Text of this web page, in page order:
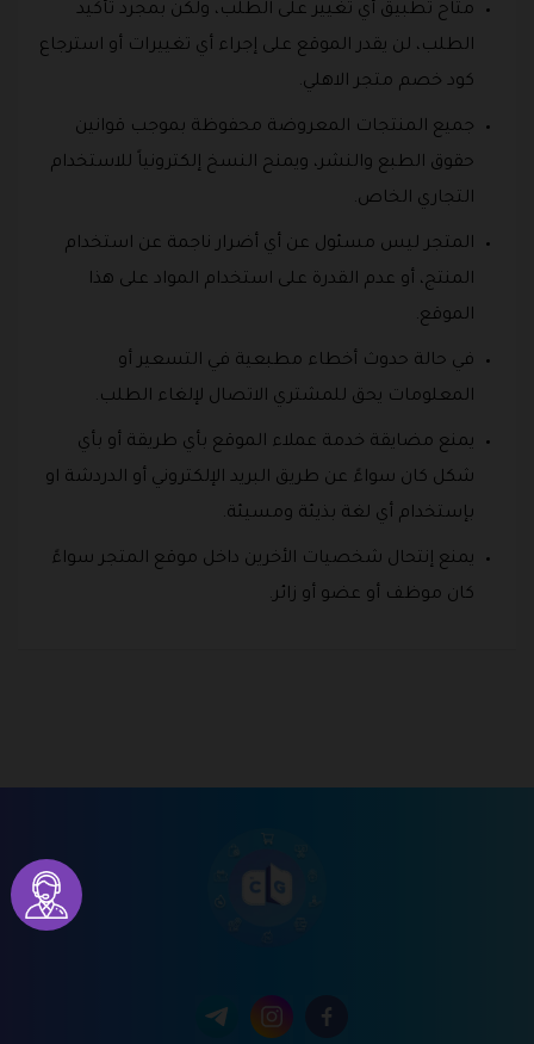
متاح تطبيق أي تغيير على الطلب، ولكن بمجرد تأكيد
الطلب، لن يقدر الموقع على إجراء أي تغييرات أو استرجاع
كود خصم متجر الاهلي.
جميع المنتجات المعروضة محفوظة بموجب قوانين
حقوق الطبع والنشر، ويمنح النسخ إلكترونياً للاستخدام
التجاري الخاص.
المتجر ليس مسئول عن أي أضرار ناجمة عن استخدام
المنتج، أو عدم القدرة على استخدام المواد على هذا
الموقع.
في حالة حدوث أخطاء مطبعية في التسعير أو
المعلومات يحق للمشتري الاتصال لإلغاء الطلب.
يمنع مضايقة خدمة عملاء الموقع بأي طريقة أو بأي
شكل كان سواءً عن طريق البريد الإلكتروني أو الدردشة او
بإستخدام أي لغة بذيئة ومسيئة.
يمنع إنتحال شخصيات الأخرين داخل موقع المتجر سواءً
كان موظف أو عضو أو زائر.